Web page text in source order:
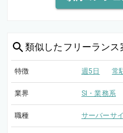
類似した フリーランス
特徴 週5日 常
業界 SI・業務系
職種 サーバーサ